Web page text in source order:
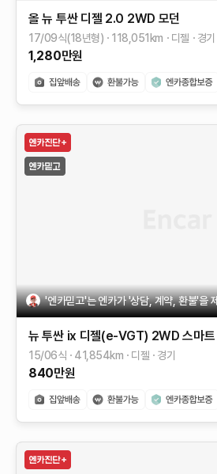
올 뉴 투싼 디젤 2.0 2WD 모던
17/09식(18년형) 118,051km 디젤 경기
1,280만원
'엔카믿고'는 엔카가 '상담, 계약, 환불'을
뉴 투싼 ix 디젤(e-VGT) 2WD 스마
15/06식 41,854km 디젤 경기
840만원